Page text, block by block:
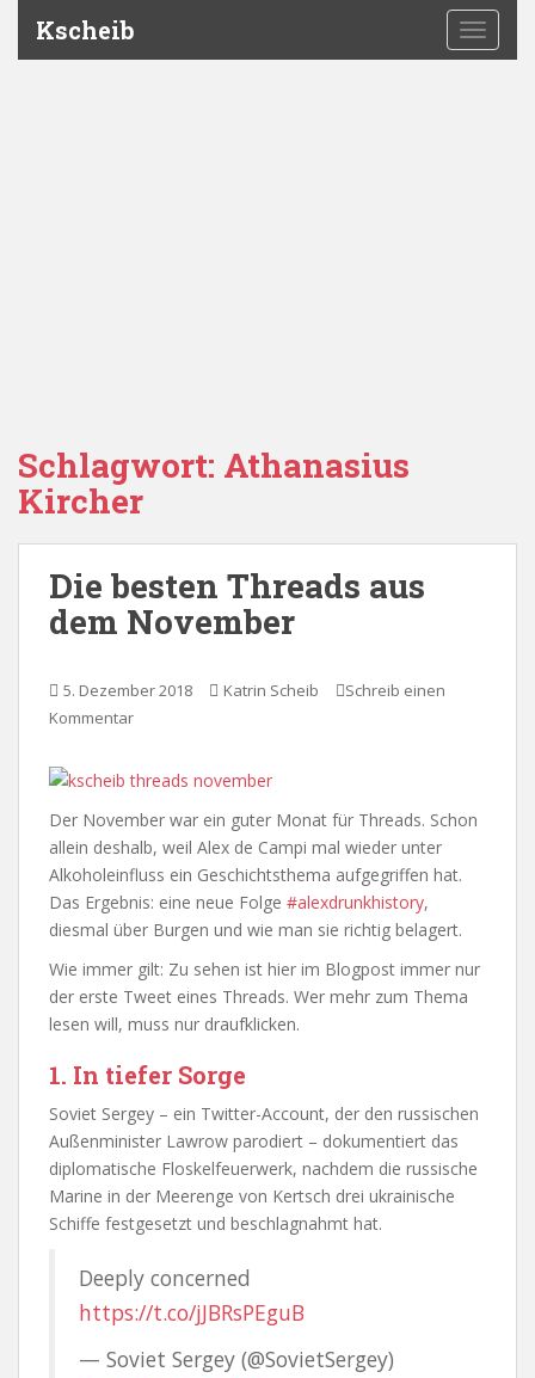
Kscheib
Schlagwort: Athanasius
Kircher
Die besten Threads aus
dem November
5. Dezember 2018 Katrin Scheib
Schreib einen
Kommentar
Der November war ein guter Monat für Threads. Schon
allein deshalb, weil Alex de Campi mal wieder unter
Alkoholeinfluss ein Geschichtsthema aufgegriffen hat.
Das Ergebnis: eine neue Folge #alexdrunkhistory,
diesmal über Burgen und wie man sie richtig belagert.
Wie immer gilt: Zu sehen ist hier im Blogpost immer nur
der erste Tweet eines Threads. Wer mehr zum Thema
lesen will, muss nur draufklicken.
1. In tiefer Sorge
Soviet Sergey – ein Twitter-Account, der den russischen
Außenminister Lawrow parodiert – dokumentiert das
diplomatische Floskelfeuerwerk, nachdem die russische
Marine in der Meerenge von Kertsch drei ukrainische
Schiffe festgesetzt und beschlagnahmt hat.
Deeply concerned
https://t.co/jJBRsPEguB
— Soviet Sergey (@SovietSergey)